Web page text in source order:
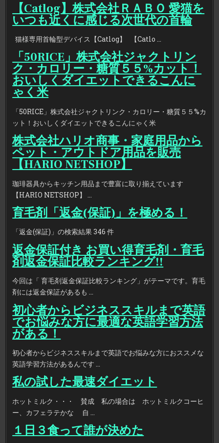
【Catlog】株式会社ＲＡＢＯ 愛猫を
いつも近くに感じる次世代の首輪
猫様専用首輪型デバイス【Catlog】 【Catlo …
「50RICE」株式会社ジャクトリン
ク・カロリー・糖質５５%カット！
おいしくダイエットできるこんに
ゃく米
「50RICE」株式会社ジャクトリンク・カロリー・糖質５５%カ
ット！おいしくダイエットできるこんにゃく米
株式会社ハリオ商事・家庭用品から
ペット・アウトドア用品を販売
【HARIO NETSHOP】
珈琲器具からキッチン用品まで豊富に取り揃えています
【HARIO NETSHOP】 …
育毛剤「返金(保証)」を極める！
「返金(保証)」の検索結果 346 件
返金保証付き お買い得育毛剤・育毛
剤返金保証比較ランキング!!
今回は「 育毛剤返金保証比較ランキング」がテーマです。育毛
剤には返金保証があるも …
初心者からビジネススキルまで英語
でお悩みな方に最適な英語学習方法
がある！
初心者からビジネススキルまで英語でお悩みな方におススメな
英語学習方法があるんです …
私の試した最速ダイエット
ホットミルク・・・ 賛成 私の場合は ホットミルクコーヒ
ー、カフェラテかな 自 …
１日３食って誰が決めた